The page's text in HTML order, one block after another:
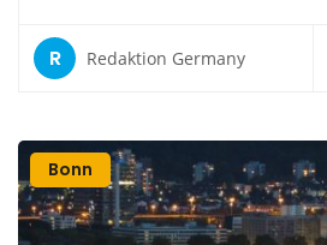
R Redaktion Germany
Bonn